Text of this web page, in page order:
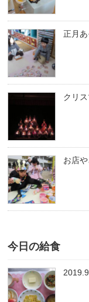
正月
クリ
お店
今日の給食